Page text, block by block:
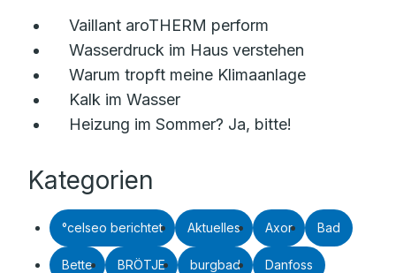
Vaillant aroTHERM perform
Wasserdruck im Haus verstehen
Warum tropft meine Klimaanlage
Kalk im Wasser
Heizung im Sommer? Ja, bitte!
Kategorien
°celseo berichtet Aktuelles Axor Bad
Bette BRÖTJE burgbad Danfoss